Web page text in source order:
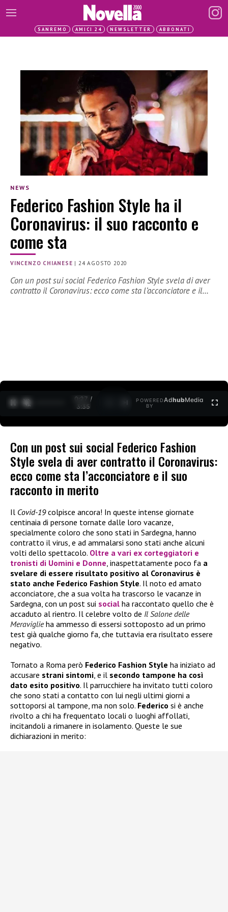
SANREMO AMICI 24 NEWSLETTER ABBONATI
NEWS
Federico Fashion Style ha il
Coronavirus: il suo racconto e
come sta
VINCENZO CHIANESE |24 AGOSTO 2020
Con un post sui social Federico Fashion Style svela di aver
contratto il Coronavirus: ecco come sta l’acconciatore e il…
0:27 /
3:35
POWERED
BY
AdhubMedia
Con un post sui social Federico Fashion
Style svela di aver contratto il Coronavirus:
ecco come sta l’acconciatore e il suo
racconto in merito
Il Covid-19colpisce ancora! In queste intense giornate
centinaia di persone tornate dalle loro vacanze,
specialmente coloro che sono stati in Sardegna, hanno
contratto il virus, e ad ammalarsi sono stati anche alcuni
volti dello spettacolo. Oltre a vari ex corteggiatori e
tronisti di Uomini e Donne, inaspettatamente poco fa a
svelare di essere risultato positivo al Coronavirus è
stato anche Federico Fashion Style. Il noto ed amato
acconciatore, che a sua volta ha trascorso le vacanze in
Sardegna, con un post sui social ha raccontato quello che è
accaduto al rientro. Il celebre volto de Il Salone delle
Meraviglieha ammesso di essersi sottoposto ad un primo
test già qualche giorno fa, che tuttavia era risultato essere
negativo.
Tornato a Roma però Federico Fashion Style ha iniziato ad
accusare strani sintomi, e il secondo tampone ha così
dato esito positivo. Il parrucchiere ha invitato tutti coloro
che sono stati a contatto con lui negli ultimi giorni a
sottoporsi al tampone, ma non solo. Federico si è anche
rivolto a chi ha frequentato locali o luoghi affollati,
incitandoli a rimanere in isolamento. Queste le sue
dichiarazioni in merito: